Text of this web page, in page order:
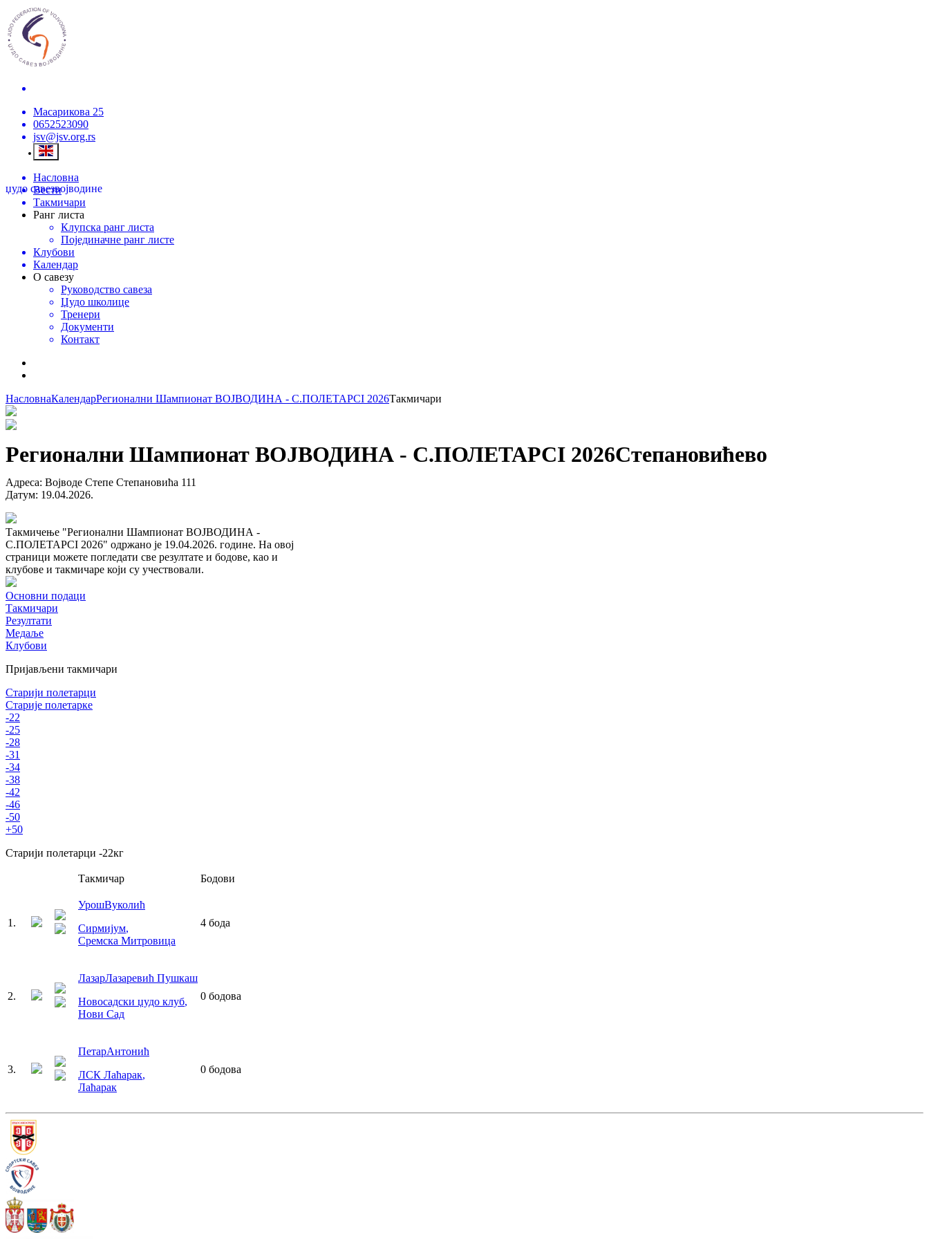
Масарикова 25
0652523090
jsv@jsv.org.rs
џудо савезвојводине
Насловна
Вести
Такмичари
Ранг листа
Клупска ранг листа
Појединачне ранг листе
Клубови
Календар
О савезу
Руководство савеза
Џудо школице
Тренери
Документи
Контакт
НасловнаКалендарРегионални Шампионат ВОЈВОДИНА - С.ПОЛЕТАРCI 2026Такмичари
Регионални Шампионат ВОЈВОДИНА - С.ПОЛЕТАРCI 2026Степановићево
Адреса: Војводе Степе Степановића 111
Датум: 19.04.2026.
Такмичење "Регионални Шампионат ВОЈВОДИНА -
С.ПОЛЕТАРCI 2026" одржано је 19.04.2026. године. На овој
страници можете погледати све резултате и бодове, као и
клубове и такмичаре који су учествовали.
Основни подаци
Такмичари
Резултати
Медаље
Клубови
Пријављени такмичари
Старији полетарци
Старије полетарке
-22
-25
-28
-31
-34
-38
-42
-46
-50
+50
Старији полетарци -22кг
Такмичар Бодови
1 .
УрошВуколић
Сирмијум,
Сремска Митровица
4 бода
2.
ЛазарЛазаревић Пушкаш
Новосадски џудо клуб,
Нови Сад
0 бодова
3.
ПетарАнтонић
ЛСК Лаћарак,
Лаћарак
0 бодова